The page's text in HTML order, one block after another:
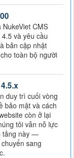
CMS
và yêu cầu
bản cập nhật
toàn bộ người
duy trì cuối vòng
bảo mật và cách
còn ở lại
tôi vẫn nỗ lực
tảng này —
sang